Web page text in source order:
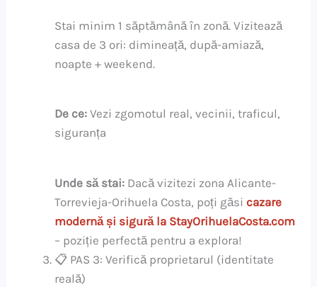
Stai minim 1 săptămână în zonă. Vizitează
casa de 3 ori: dimineață, după-amiază,
noapte + weekend.
De ce: Vezi zgomotul real, vecinii, traficul,
siguranța
Unde să stai: Dacă vizitezi zona Alicante-
Torrevieja-Orihuela Costa, poți găsicazare
modernă și sigură la StayOrihuelaCosta.com
– poziție perfectă pentru a explora!
📋 PAS 3: Verifică proprietarul (identitate
reală)